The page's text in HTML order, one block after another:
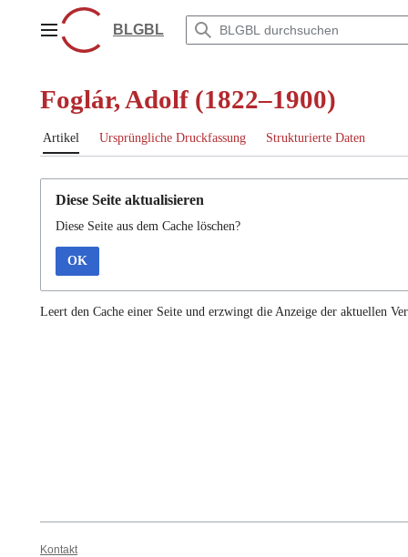
springenHauptmenüBLGBL
Foglár, Adolf (1822–1900)
Artikel Ursprüngliche Druckfassung Strukturierte Daten
Diese Seite aktualisieren
Diese Seite aus dem Cache löschen?
OK
Leert den Cache einer Seite und erzwingt die Anzeige der aktuellen
Kontakt